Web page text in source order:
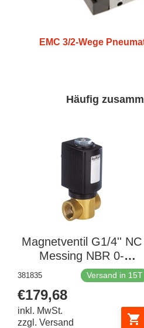
EMC 3/2-Wege
Häufig
Magnetventil G1/4'' NC
Messing NBR 0-
2.5bar/36psi 24VDC
Gas 6027 381835
381835 Versand in 15T
Regulärer
Preis
€179,68
inkl. MwSt.
zzgl. Versand